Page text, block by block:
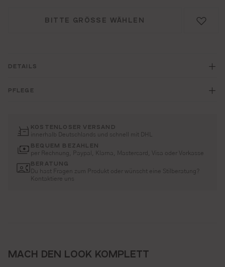
BITTE GRÖSSE WÄHLEN
DETAILS
PFLEGE
KOSTENLOSER VERSAND
innerhalb Deutschlands und schnell mit DHL
BEQUEM BEZAHLEN
per Rechnung, Paypal, Klarna, Mastercard, Visa oder Vorkasse
BERATUNG
Du hast Fragen zum Produkt oder wünscht eine Stilberatung?
Kontaktiere uns
MACH DEN LOOK KOMPLETT